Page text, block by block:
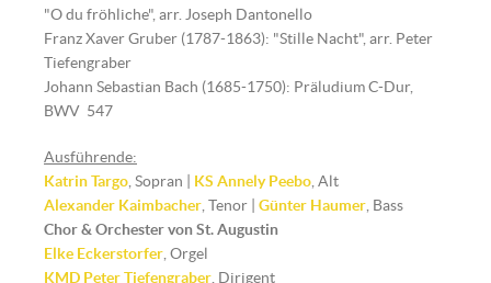
"O du fröhliche", arr. Joseph Dantonello
Franz Xaver Gruber (1787-1863): "Stille Nacht", arr. Peter
Tiefengraber
Johann Sebastian Bach (1685-1750): Präludium C-Dur,
BWV 547
Ausführende:
Katrin Targo , Sopran | KS Annely Peebo , Alt
Alexander Kaimbacher , Tenor | Günter Haumer , Bass
Chor & Orchester von St. Augustin
Elke Eckerstorfer , Orgel
KMD Peter Tiefengraber , Dirigent